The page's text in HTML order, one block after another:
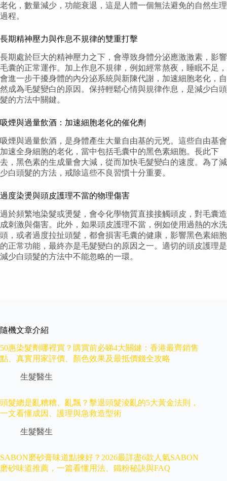
老化，數量減少，功能衰退，這是人體一個無法避免的自然生理
過程。
長期精神壓力與作息不規律的雙重打擊
長期處於巨大的精神壓力之下，會導致身體分泌應激激素，影響
毛囊的正常運作。加上作息不規律，例如經常熬夜，睡眠不足，
會進一步干擾身體的內分泌系統與新陳代謝，加速細胞老化，自
然成為毛髮變白的原因。保持輕鬆心情與規律作息，是減少白頭
髮的方法中關鍵。
吸煙與過量飲酒：加速細胞老化的催化劑
吸煙與過量飲酒，是身體產生大量自由基的元兇。這些自由基會
加速全身細胞的老化，當中包括毛囊中的黑色素細胞。長此下
去，黑色素的生成量會大減，從而加快毛髮變白的速度。為了減
少白頭髮的方法，戒除這些不良習慣十分重要。
過度染燙與頭皮護理不當的物理傷害
過於頻繁地染髮或燙髮，會令化學物質直接接觸頭皮，對毛囊造
成刺激與傷害。此外，如果頭皮護理不當，例如使用過熱的水洗
頭，或者過度拉扯頭髮，都會損害毛囊的健康，影響黑色素細胞
的正常功能，最終亦是毛髮變白的原因之一。適切的頭皮護理是
減少白頭髮的方法中不能忽略的一環。
隨機文章介紹
50惠染髮劑哪裡買？購買前必睇4大關鍵：香港最齊銷售
點、真實用家評價、顏色效果及最抵價錢全攻略
生髮醫生
頭髮總是亂糟糟、亂飄？擊退頭髮淩亂的5大黃金法則，
一文看懂成因、護理與急救造型術
生髮醫生
SABON磨砂膏味道點揀好？2026最詳盡6款人氣SABON
磨砂味道推薦，一篇看懂用法、鐵粉秘訣與FAQ